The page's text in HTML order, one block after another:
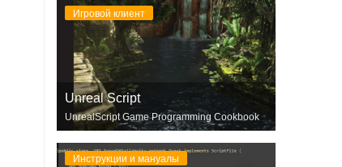
Игровой клиент
Unreal Script
UnrealScript Game Programming Cookbook
picГод: 2013 Автор: Dave Voyles
Инструкции и мануалы